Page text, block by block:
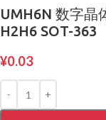
UMH6N 数字晶
H2H6 SOT-363
¥0.03